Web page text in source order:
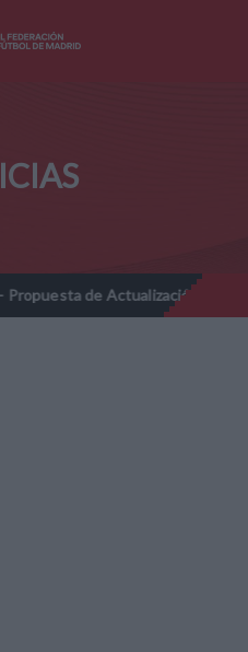
Cuotas